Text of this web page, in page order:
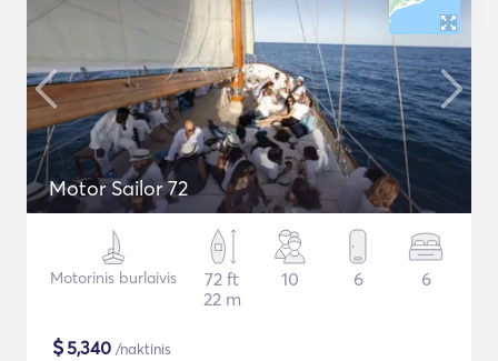
Motor Sailor 72
Motorinis burlaivis
72 ft
22 m
10 6 6
$5,340 /naktinis